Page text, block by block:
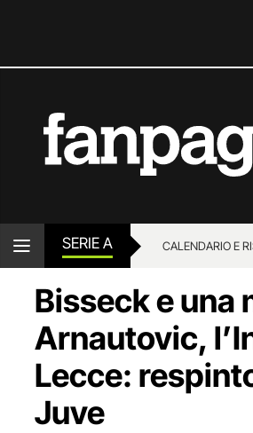
SERIE A CALENDARIO E
Bisseck e una
Arnautovic,
Lecce:
Juve